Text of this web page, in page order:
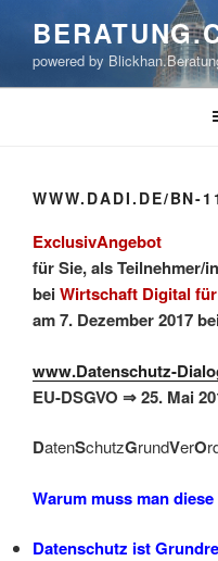
springenpowered by
WWW.DADI.DE/BN-
ExclusivAngebot
für Sie, als Teilnehmer/in
beiWirtschaft Digital
am 7. Dezember 2017
www.Datenschutz-
EU-DSGVO ⇒25. Mai
DatenSchutzGrundVerO
Warum muss man
Datenschutz ist